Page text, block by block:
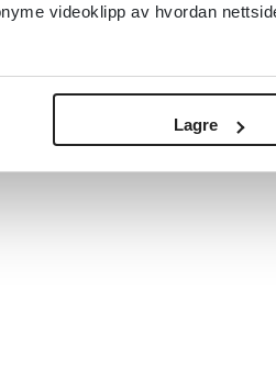
videoklipp av hvordan
Lagre